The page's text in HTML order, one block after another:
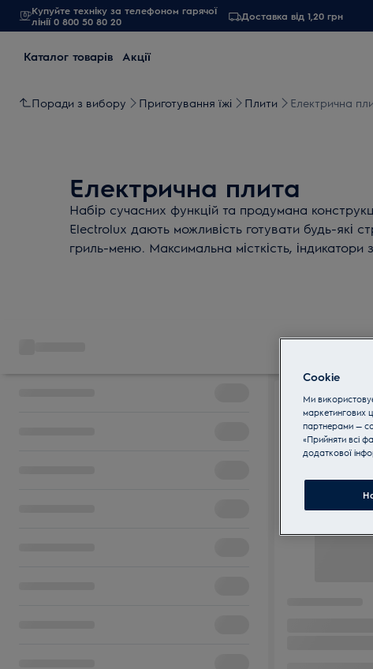
Купуйте техніку за телефоном гарячої
лінії 0 800 50 80 20
Доставка від 1,20 грн
Каталог товарів Акції
Поради з вибору Приготування їжі Плити Електрична
Електрична плита
Набір сучасних функцій та продумана
Electrolux дають можливість готувати будь-які
гриль-меню. Максимальна місткість, індикатори
Cookie
Ми
маркетингових
партнерами —
«Прийняти всі
додаткової